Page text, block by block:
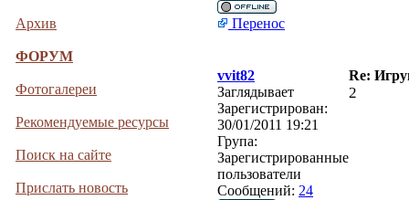
Архив
ФОРУМ
Фотогалереи
Рекомендуемые ресурсы
Поиск на сайте
Прислать новость
Перенос
vvit82
Re:
Заглядывает
Зарегистрирован:
30/01/2011 19:21
Група:
Зарегистрированные
пользователи
Сообщений: 24
2